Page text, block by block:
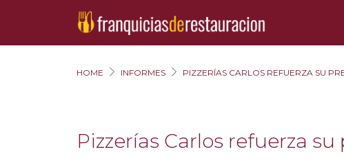
HOME INFORMES PIZZERÍAS CARLOS REFUERZA SU
Pizzerías Carlos refuerza